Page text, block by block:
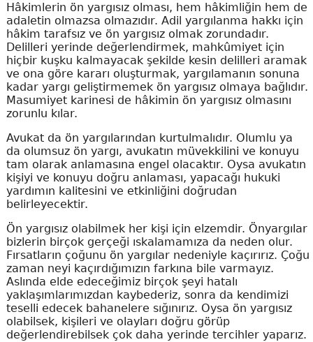
Hâkimlerin ön yargısız olması, hem hâkimliğin hem de
adaletin olmazsa olmazıdır. Adil yargılanma hakkı için
hâkim tarafsız ve ön yargısız olmak zorundadır.
Delilleri yerinde değerlendirmek, mahkûmiyet için
hiçbir kuşku kalmayacak şekilde kesin delilleri aramak
ve ona göre kararı oluşturmak, yargılamanın sonuna
kadar yargı geliştirmemek ön yargısız olmaya bağlıdır.
Masumiyet karinesi de hâkimin ön yargısız olmasını
zorunlu kılar.
Avukat da ön yargılarından kurtulmalıdır. Olumlu ya
da olumsuz ön yargı, avukatın müvekkilini ve konuyu
tam olarak anlamasına engel olacaktır. Oysa avukatın
kişiyi ve konuyu doğru anlaması, yapacağı hukuki
yardımın kalitesini ve etkinliğini doğrudan
belirleyecektir.
Ön yargısız olabilmek her kişi için elzemdir. Önyargılar
bizlerin birçok gerçeği ıskalamamıza da neden olur.
Fırsatların çoğunu ön yargılar nedeniyle kaçırırız. Çoğu
zaman neyi kaçırdığımızın farkına bile varmayız.
Aslında elde edeceğimiz birçok şeyi hatalı
yaklaşımlarımızdan kaybederiz, sonra da kendimizi
teselli edecek bahanelere sığınırız. Oysa ön yargısız
olabilsek, kişileri ve olayları doğru görüp
değerlendirebilsek çok daha yerinde tercihler yaparız.